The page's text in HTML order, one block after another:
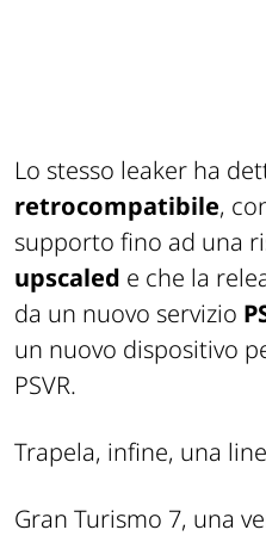
Lo stesso leaker ha
retrocompatibile,
supporto fino ad una
upscaled e che la
da un nuovo servizio
un nuovo dispositivo
PSVR.
Trapela, infine, una
Gran Turismo 7, una